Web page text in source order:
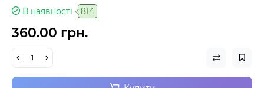
В наявності 814
360.00 грн.